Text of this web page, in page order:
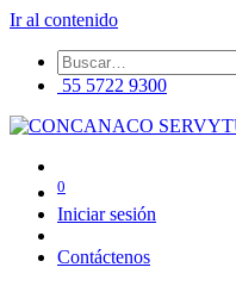
Ir al contenido
55 5722 9300
0
Iniciar sesión
Contáctenos